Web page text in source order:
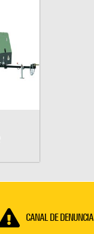
CANAL DE DENUNCIA